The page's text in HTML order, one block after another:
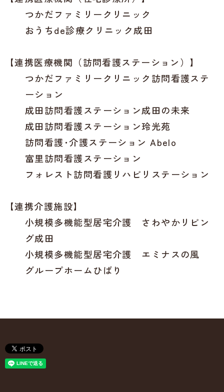
つかだファミリークリニック
おうちde診療クリニック成田
【連携医療機関（訪問看護ステーション）】
つかだファミリークリニック訪問看護ステ
ーション
成田訪問看護ステーション成田の未来
成田訪問看護ステーション玲光苑
訪問看護･介護ステーション Abelo
富里訪問看護ステーション
フォレスト訪問看護リハビリステーション
【連携介護施設】
小規模多機能型居宅介護 さわやかリビン
グ成田
小規模多機能型居宅介護 エミナスの風
グループホームひばり